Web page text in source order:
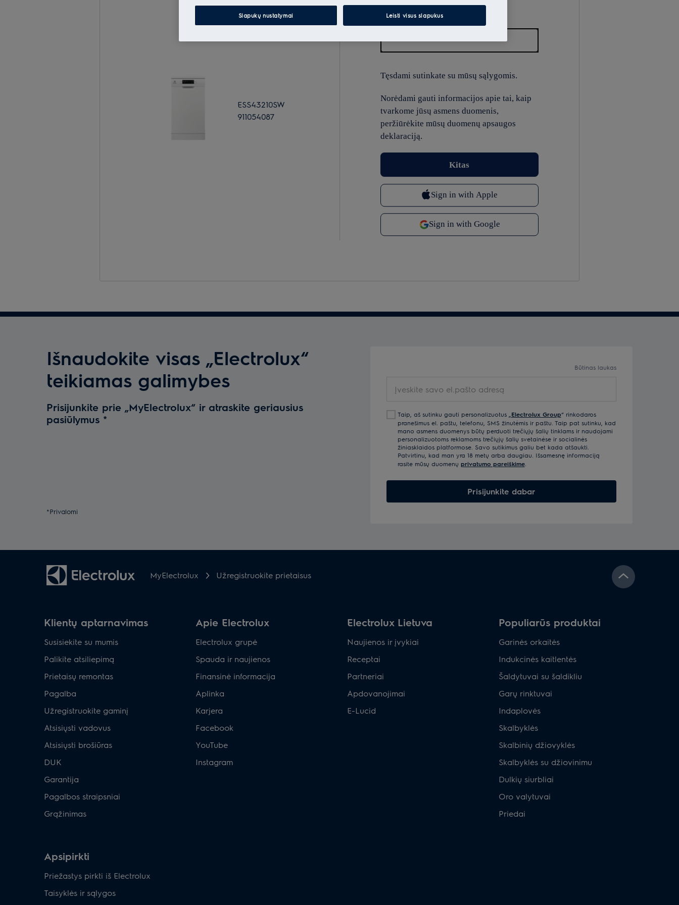
ESS43210SW
911054087
El.paštas
Tęsdami sutinkate su mūsų sąlygomis.
Norėdami gauti informacijos apie tai, kaip
tvarkome jūsų asmens duomenis,
peržiūrėkite mūsų duomenų apsaugos
deklaraciją.
Išnaudokite visas „Electrolux“
teikiamas galimybes
Prisijunkite prie „MyElectrolux“ ir atraskite geriausius
pasiūlymus *
*Privalomi
Būtinas laukas
Taip, aš sutinku gauti personalizuotus „ Electrolux Group“ rinkodaros
pranešimus el. paštu, telefonu, SMS žinutėmis ir paštu. Taip pat sutinku, kad
mano asmens duomenys būtų perduoti trečiųjų šalių tinklams ir naudojami
personalizuotoms reklamoms trečiųjų šalių svetainėse ir socialinės
žiniasklaidos platformose. Savo sutikimus galiu bet kada atšaukti.
Patvirtinu, kad man yra 18 metų arba daugiau. Išsamesnę informaciją
rasite mūsų duomenų privatumo pareiškime.
Prisijunkite dabar
MyElectrolux Užregistruokite prietaisus
Klientų aptarnavimas
Susisiekite su mumis
Palikite atsiliepimą
Prietaisų remontas
Pagalba
Užregistruokite gaminį
Atsisiųsti vadovus
Atsisiųsti brošiūras
DUK
Garantija
Pagalbos straipsniai
Grąžinimas
Apie Electrolux
Electrolux grupė
Spauda ir naujienos
Finansinė informacija
Aplinka
Karjera
Facebook
YouTube
Instagram
Electrolux Lietuva
Naujienos ir įvykiai
Receptai
Partneriai
Apdovanojimai
E-Lucid
Populiarūs produktai
Garinės orkaitės
Indukcinės kaitlentės
Šaldytuvai su šaldikliu
Garų rinktuvai
Indaplovės
Skalbyklės
Skalbinių džiovyklės
Skalbyklės su džiovinimu
Dulkių siurbliai
Oro valytuvai
Priedai
Apsipirkti
Priežastys pirkti iš Electrolux
Taisyklės ir sąlygos
Slapukų nustatymai Leisti visus slapukus